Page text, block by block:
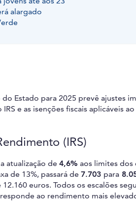
alargado
Estado para 2025 prevê ajustes
e as isenções fiscais aplicáveis
(IRS)
atualização de 4,6% aos limites dos
de 13%, passará de 7.703 para
euros. Todos os escalões
ao rendimento mais